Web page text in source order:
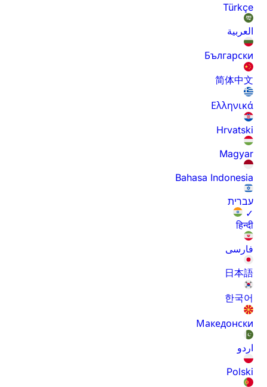
Türkçe
العربية
Български
简体中文
Ελληνικά
Hrvatski
Magyar
Bahasa Indonesia
עברית
✓
हिन्दी
فارسی
日本語
한국어
Македонски
اردو
Polski